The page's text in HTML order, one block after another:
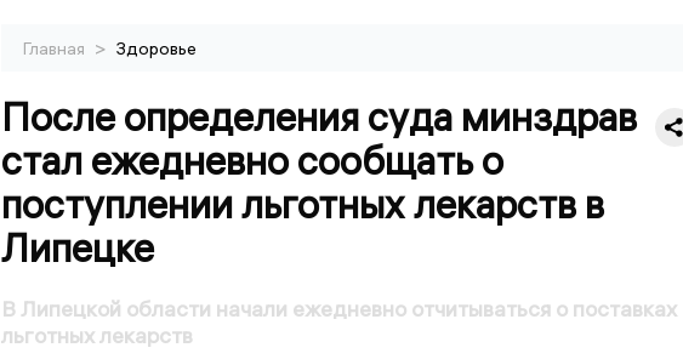
Главная > Здоровье
После определения суда минздрав
стал ежедневно сообщать о
поступлении льготных лекарств в
Липецке
В Липецкой области начали ежедневно отчитываться о поставках
льготных лекарств